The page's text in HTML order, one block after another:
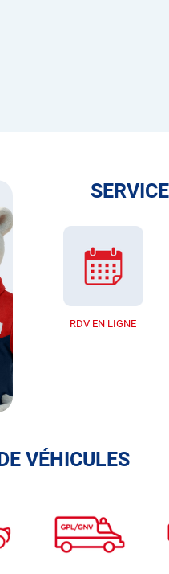
RDV EN LIGNE
VÉHICULES